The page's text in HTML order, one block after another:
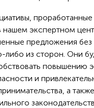
нашем экспертном
предложения без
либо из сторон. Они
повышению
и
а